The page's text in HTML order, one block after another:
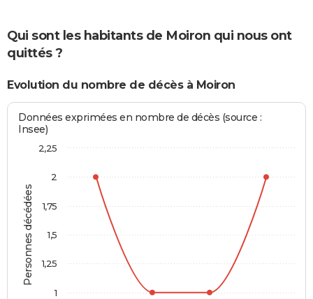
Qui sont les habitants de Moiron qui nous ont
quittés ?
Evolution du nombre de décès à Moiron
Personnes décédées
Données exprimées en nombre de décès (source :
Insee)
1
1,25
1,5
1,75
2
2,25